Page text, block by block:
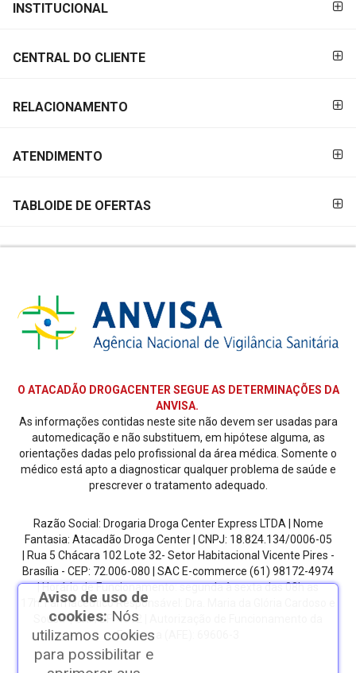
PAGAMENTO
INSTITUCIONAL
CENTRAL DO CLIENTE
RELACIONAMENTO
ATENDIMENTO
TABLOIDE DE OFERTAS
O ATACADÃO DROGACENTER SEGUE AS DETERMINAÇÕES DA
ANVISA.
As informações contidas neste site não devem ser usadas para
automedicação e não substituem, em hipótese alguma, as
orientações dadas pelo profissional da área médica. Somente o
médico está apto a diagnosticar qualquer problema de saúde e
prescrever o tratamento adequado.
Razão Social: Drogaria Droga Center Express LTDA | Nome
Fantasia: Atacadão Droga Center | CNPJ: 18.824.134/0006-05
| Rua 5 Chácara 102 Lote 32- Setor Habitacional Vicente Pires -
Brasília - CEP: 72.006-080 | SAC E-commerce (61) 98172-4974
| Horário de Funcionamento: segunda à sexta das 08h as
17h.Farmacêutico Responsável: Dra. Maria da Glória Cardoso e
Sousa | CRF/DF: 4612 | Autorização de Funcionamento da
Empresa (AFE): 69606-3
Aviso de uso de
cookies: Nós
utilizamos cookies
para possibilitar e